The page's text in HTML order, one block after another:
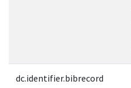
dc.identifier.bibrecord